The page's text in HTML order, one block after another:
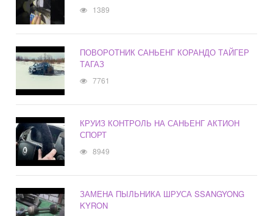
1389
ПОВОРОТНИК САНЬЕНГ КОРАНДО ТАЙГЕР
ТАГАЗ
7761
КРУИЗ КОНТРОЛЬ НА САНЬЕНГ АКТИОН
СПОРТ
8949
ЗАМЕНА ПЫЛЬНИКА ШРУСА SSANGYONG
KYRON